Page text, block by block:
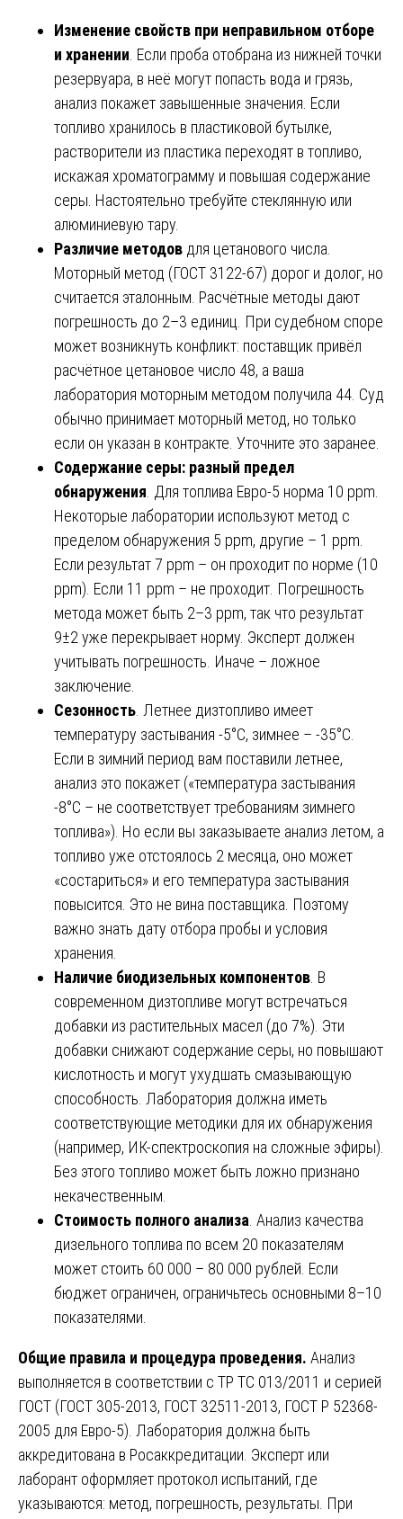
Изменение свойств при неправильном отборе
и хранении . Если проба отобрана из нижней точки
резервуара, в неё могут попасть вода и грязь,
анализ покажет завышенные значения. Если
топливо хранилось в пластиковой бутылке,
растворители из пластика переходят в топливо,
искажая хроматограмму и повышая содержание
серы. Настоятельно требуйте стеклянную или
алюминиевую тару.
Различие методов для цетанового числа.
Моторный метод (ГОСТ 3122-67) дорог и долог, но
считается эталонным. Расчётные методы дают
погрешность до 2–3 единиц. При судебном споре
может возникнуть конфликт: поставщик привёл
расчётное цетановое число 48, а ваша
лаборатория моторным методом получила 44. Суд
обычно принимает моторный метод, но только
если он указан в контракте. Уточните это заранее.
Содержание серы: разный предел
обнаружения . Для топлива Евро-5 норма 10 ppm.
Некоторые лаборатории используют метод с
пределом обнаружения 5 ppm, другие – 1 ppm.
Если результат 7 ppm – он проходит по норме (10
ppm). Если 11 ppm – не проходит. Погрешность
метода может быть 2–3 ppm, так что результат
9±2 уже перекрывает норму. Эксперт должен
учитывать погрешность. Иначе – ложное
заключение.
Сезонность . Летнее дизтопливо имеет
температуру застывания -5°C, зимнее – -35°C.
Если в зимний период вам поставили летнее,
анализ это покажет («температура застывания
-8°C – не соответствует требованиям зимнего
топлива»). Но если вы заказываете анализ летом, а
топливо уже отстоялось 2 месяца, оно может
«состариться» и его температура застывания
повысится. Это не вина поставщика. Поэтому
важно знать дату отбора пробы и условия
хранения.
Наличие биодизельных компонентов . В
современном дизтопливе могут встречаться
добавки из растительных масел (до 7%). Эти
добавки снижают содержание серы, но повышают
кислотность и могут ухудшать смазывающую
способность. Лаборатория должна иметь
соответствующие методики для их обнаружения
(например, ИК-спектроскопия на сложные эфиры).
Без этого топливо может быть ложно признано
некачественным.
Стоимость полного анализа . Анализ качества
дизельного топлива по всем 20 показателям
может стоить 60 000 – 80 000 рублей. Если
бюджет ограничен, ограничьтесь основными 8–10
показателями.
Общие правила и процедура проведения. Анализ
выполняется в соответствии с ТР ТС 013/2011 и серией
ГОСТ (ГОСТ 305-2013, ГОСТ 32511-2013, ГОСТ Р 52368-
2005 для Евро-5). Лаборатория должна быть
аккредитована в Росаккредитации. Эксперт или
лаборант оформляет протокол испытаний, где
указываются: метод, погрешность, результаты. При